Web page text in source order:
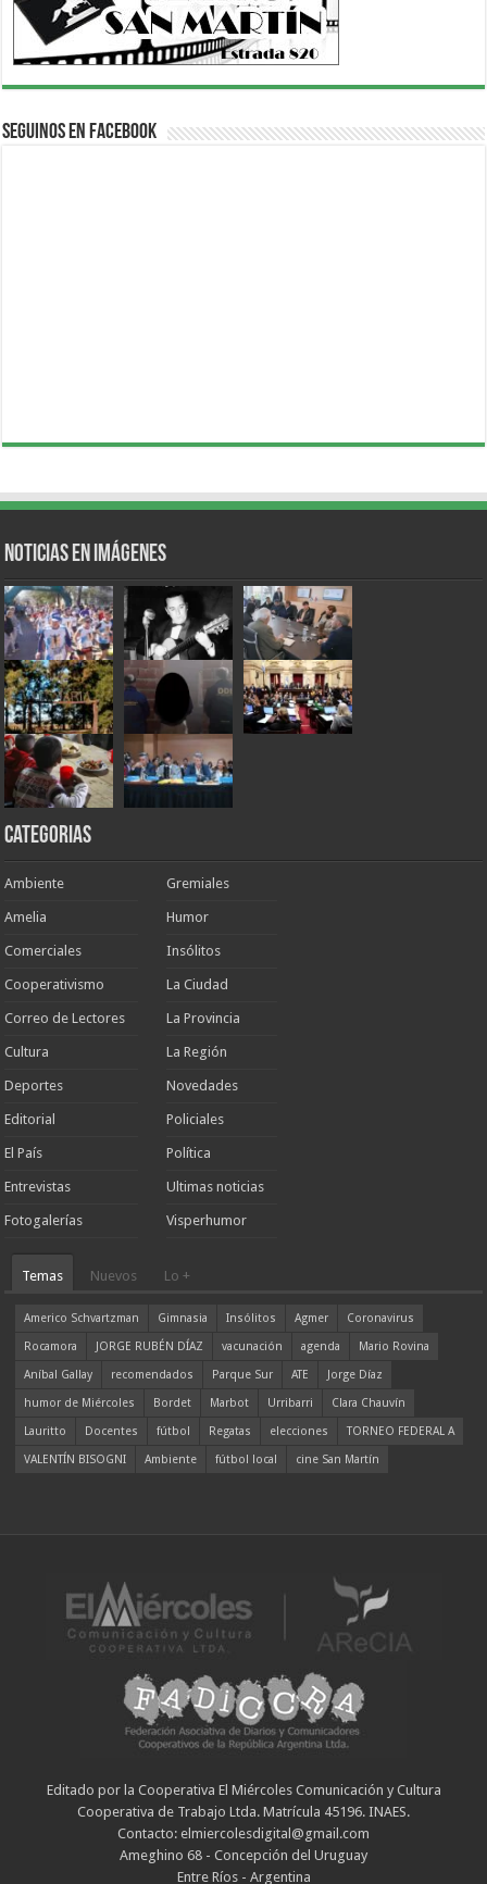
Seguinos en Facebook
Noticias en Imágenes
Categorias
Ambiente
Amelia
Comerciales
Cooperativismo
Correo de Lectores
Cultura
Deportes
Editorial
El País
Entrevistas
Fotogalerías
Gremiales
Humor
Insólitos
La Ciudad
La Provincia
La Región
Novedades
Policiales
Política
Ultimas noticias
Visperhumor
Temas Nuevos Lo +
Americo Schvartzman Gimnasia Insólitos Agmer
Coronavirus
Rocamora
JORGE RUBÉN DÍAZ vacunación agenda
Mario Rovina
Aníbal Gallay
recomendados Parque Sur ATE
Jorge Díaz
humor de Miércoles
Bordet Marbot Urribarri
Clara Chauvín
Lauritto
Docentes fútbol Regatas elecciones
TORNEO FEDERAL A
VALENTÍN BISOGNI
Ambiente fútbol local cine San Martín
Editado por la Cooperativa El Miércoles Comunicación y Cultura
Cooperativa de Trabajo Ltda. Matrícula 45196. INAES.
Contacto: elmiercolesdigital@gmail.com
Ameghino 68 - Concepción del Uruguay
Entre Ríos - Argentina